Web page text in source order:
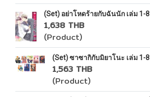
(Set) อย่าโหดร้ายกับฉันนัก เล่ม 1-8
1,638 THB
(Product)
(Set) ซาซากิกับมิยาโนะ เล่ม 1-8
1,563 THB
(Product)